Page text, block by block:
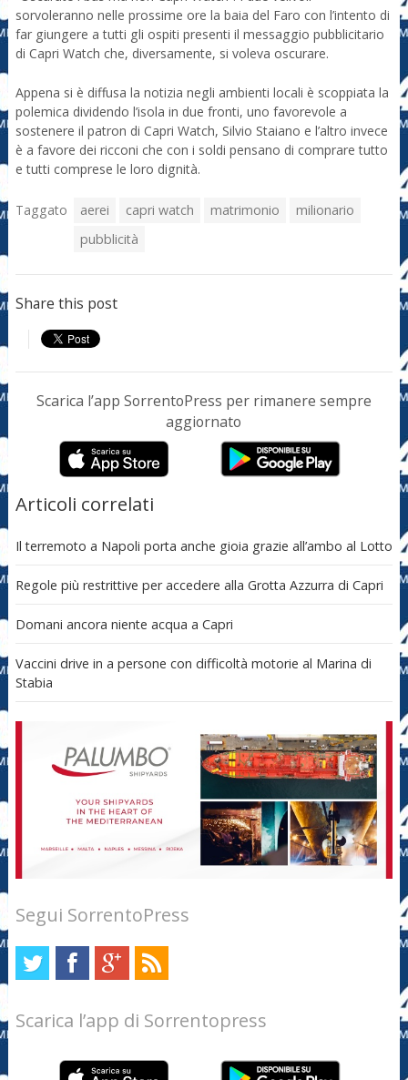
sorvoleranno nelle prossime ore la baia del Faro con l’intento di
far giungere a tutti gli ospiti presenti il messaggio pubblicitario
di Capri Watch che, diversamente, si voleva oscurare.
Appena si è diffusa la notizia negli ambienti locali è scoppiata la
polemica dividendo l’isola in due fronti, uno favorevole a
sostenere il patron di Capri Watch, Silvio Staiano e l’altro invece
è a favore dei ricconi che con i soldi pensano di comprare tutto
e tutti comprese le loro dignità.
Taggato aerei capri watch matrimonio
milionario
pubblicità
Share this post
Scarica l’app SorrentoPress per rimanere sempre
aggiornato
Articoli correlati
Il terremoto a Napoli porta anche gioia grazie all’ambo al Lotto
Regole più restrittive per accedere alla Grotta Azzurra di Capri
Domani ancora niente acqua a Capri
Vaccini drive in a persone con difficoltà motorie al Marina di
Stabia
Segui SorrentoPress
Scarica l’app di Sorrentopress